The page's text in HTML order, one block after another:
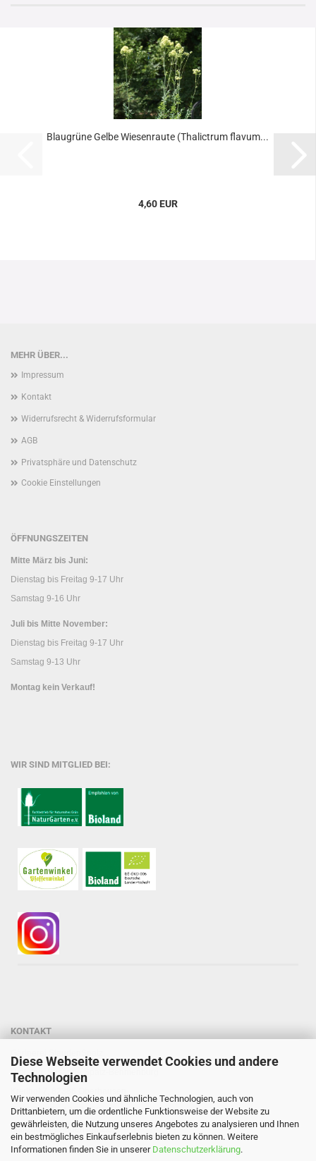
Diese Webseite verwendet Cookies und andere
Technologien
Wir verwenden Cookies und ähnliche Technologien, auch von
Drittanbietern, um die ordentliche Funktionsweise der Website zu
gewährleisten, die Nutzung unseres Angebotes zu analysieren und Ihnen
ein bestmögliches Einkaufserlebnis bieten zu können. Weitere
Informationen finden Sie in unserer Datenschutzerklärung.
Blaugrüne Gelbe Wiesenraute (Thalictrum flavum...
4,60 EUR
MEHR ÜBER...
Impressum
Kontakt
Widerrufsrecht & Widerrufsformular
AGB
Privatsphäre und Datenschutz
Cookie Einstellungen
ÖFFNUNGSZEITEN
Mitte März bis Juni:
Dienstag bis Freitag 9-17 Uhr
Samstag 9-16 Uhr
Juli bis Mitte November:
Dienstag bis Freitag 9-17 Uhr
Samstag 9-13 Uhr
Montag kein Verkauf!
WIR SIND MITGLIED BEI:
KONTAKT
Dipl.-Ing. Susanne Spatz-Behmenburg
Tel: 0 88 03 - 47 80 900
Mail: info@staudenspatz.de